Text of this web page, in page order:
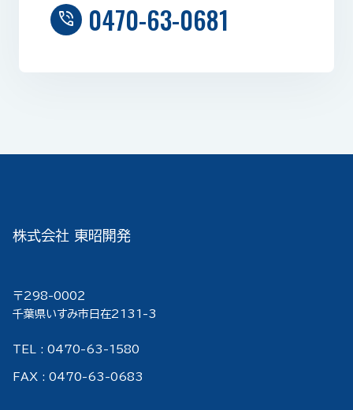
phone_in_talk 0470-63-0681
株式会社 東昭開発
〒298-000２
千葉県いすみ市日在2131-3
TEL : 0470-63-1580
FAX : 0470-63-0683